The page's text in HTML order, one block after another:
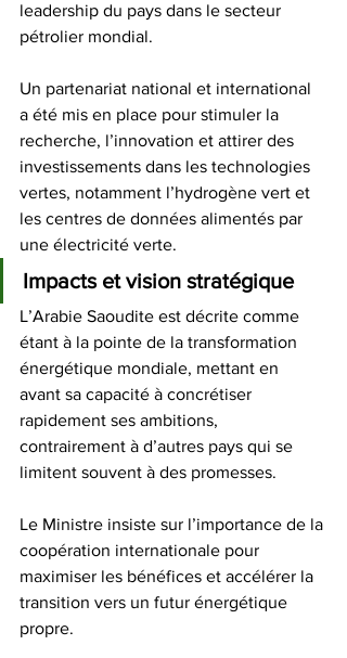
leadership du pays dans le secteur
pétrolier mondial.
Un partenariat national et international
a été mis en place pour stimuler la
recherche, l’innovation et attirer des
investissements dans les technologies
vertes, notamment l’hydrogène vert et
les centres de données alimentés par
une électricité verte.
Impacts et vision stratégique
L’Arabie Saoudite est décrite comme
étant à la pointe de la transformation
énergétique mondiale, mettant en
avant sa capacité à concrétiser
rapidement ses ambitions,
contrairement à d’autres pays qui se
limitent souvent à des promesses.
Le Ministre insiste sur l’importance de la
coopération internationale pour
maximiser les bénéfices et accélérer la
transition vers un futur énergétique
propre.